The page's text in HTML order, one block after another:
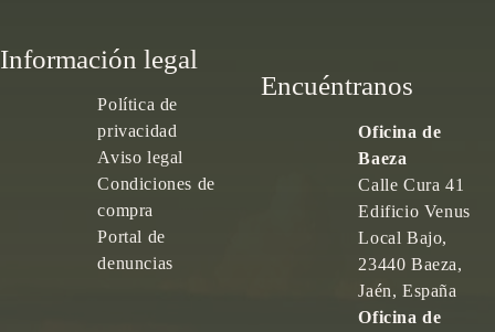
Información legal
Política de
privacidad
Aviso legal
Condiciones de
compra
Portal de
denuncias
Encuéntranos
Oficina de
Baeza
Calle Cura 41
Edificio Venus
Local Bajo,
23440 Baeza,
Jaén, España
Oficina de